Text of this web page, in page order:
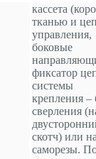
кассета
тканью и
управления,
боковые
фиксатор
системы
крепления –
сверления
скотч) или
саморезы.